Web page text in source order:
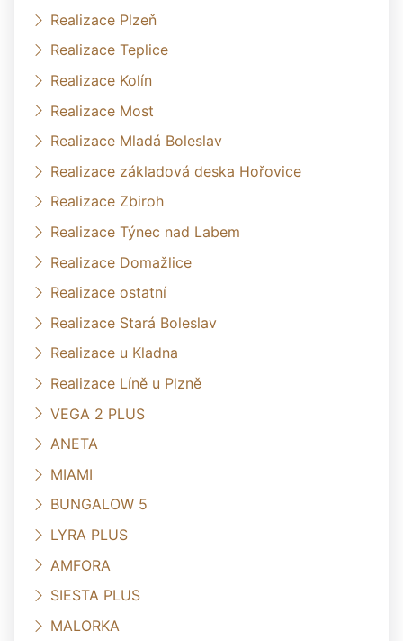
Realizace Plzeň
Realizace Teplice
Realizace Kolín
Realizace Most
Realizace Mladá Boleslav
Realizace základová deska Hořovice
Realizace Zbiroh
Realizace Týnec nad Labem
Realizace Domažlice
Realizace ostatní
Realizace Stará Boleslav
Realizace u Kladna
Realizace Líně u Plzně
VEGA 2 PLUS
ANETA
MIAMI
BUNGALOW 5
LYRA PLUS
AMFORA
SIESTA PLUS
MALORKA